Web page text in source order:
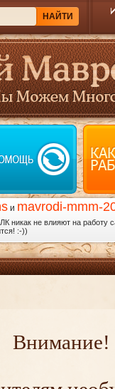
и mavrodi-mmm-
никак не влияют на работу
:-))
Внимание!